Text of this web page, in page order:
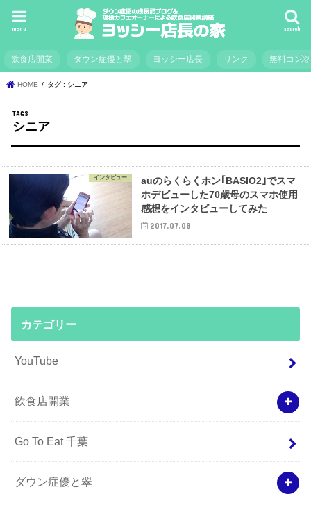
search
menu
飲食店開業 ダウン症優と翠 ヨッシー店長 リンク 無料コン
HOME タグ : シニア
シニア
インタビュー
auのらくらくホン｢BASIO2｣でスマ
ホデビューした70歳母のスマホ使用
感想をインタビューしてみた
2017.07.08
カテゴリー
YouTube
飲食店開業
Go To Eat 千葉
ダウン症優と翠